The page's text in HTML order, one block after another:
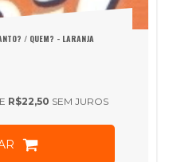
/ QUEM? - LARANJA
R$22,50 SEM JUROS